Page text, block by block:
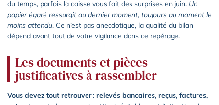
du temps, parfois la caisse vous fait des surprises en juin. Un
papier égaré ressurgit au dernier moment, toujours au moment le
moins attendu. Ce n’est pas anecdotique, la qualité du bilan
dépend avant tout de votre vigilance dans ce repérage.
Les documents et pièces
justificatives à rassembler
Vous devez tout retrouver : relevés bancaires, reçus, factures,